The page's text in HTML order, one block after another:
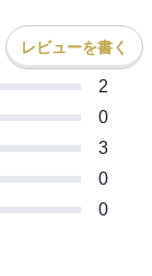
レビューを書く
2
0
3
0
0